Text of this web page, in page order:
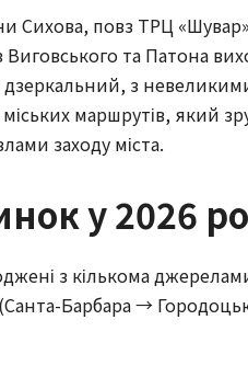
Сихова, повз ТРЦ
Виговського та Патона
з
маршрутів, який
заходу міста.
у 2026
з кількома
Барбара →